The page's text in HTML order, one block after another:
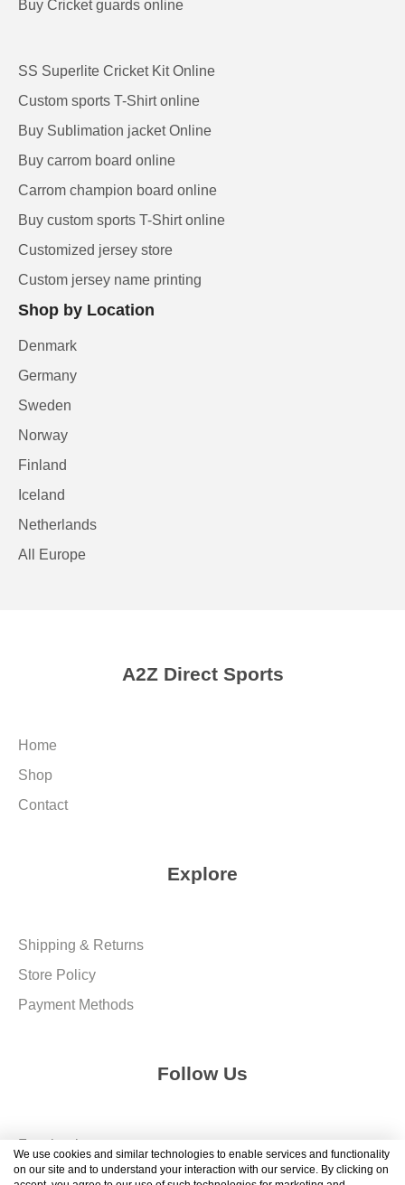
Buy Cricket guards online
SS Superlite Cricket Kit Online
Custom sports T-Shirt online
Buy Sublimation jacket Online
Buy carrom board online
Carrom champion board online
Buy custom sports T-Shirt online
Customized jersey store
Custom jersey name printing
Shop by Location
Denmark
Germany
Sweden
Norway
Finland
Iceland
Netherlands
All Europe
A2Z Direct Sports
Home
Shop
Contact
Explore
Shipping & Returns
Store Policy
Payment Methods
Follow Us
Facebook
We use cookies and similar technologies to enable services and functionality
on our site and to understand your interaction with our service. By clicking on